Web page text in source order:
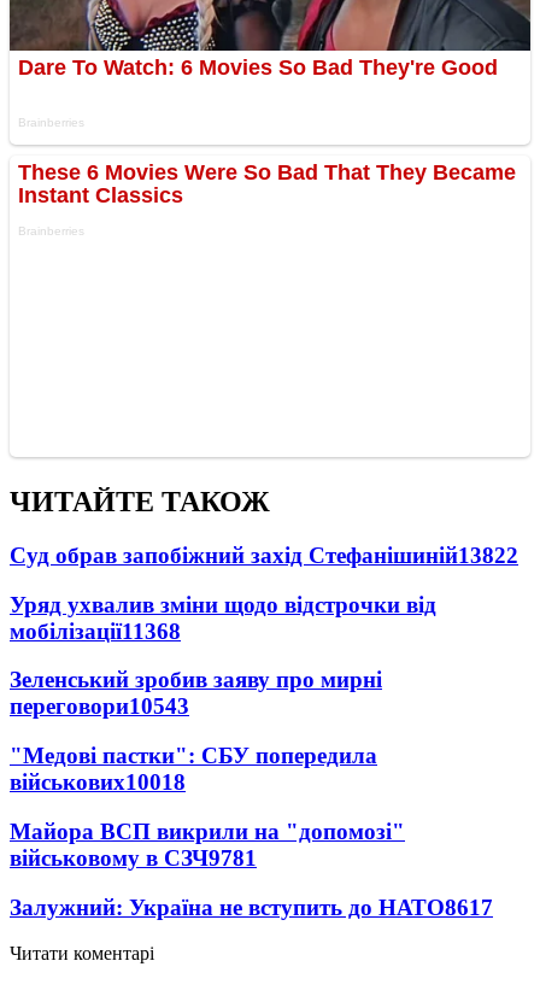
ЧИТАЙТЕ ТАКОЖ
Суд обрав запобіжний захід Стефанішиній13822
Уряд ухвалив зміни щодо відстрочки від
мобілізації11368
Зеленський зробив заяву про мирні
переговори10543
"Медові пастки": СБУ попередила
військових10018
Майора ВСП викрили на "допомозі"
військовому в СЗЧ9781
Залужний: Україна не вступить до НАТО8617
Читати коментарі